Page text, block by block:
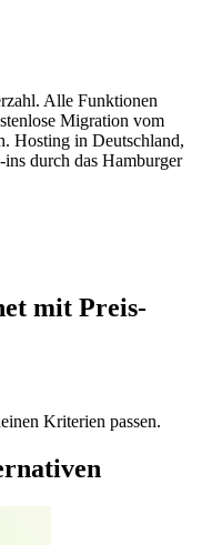
Alle Funktionen
Migration vom
Hosting in Deutschland,
durch das Hamburger
mit Preis-
Kriterien passen.